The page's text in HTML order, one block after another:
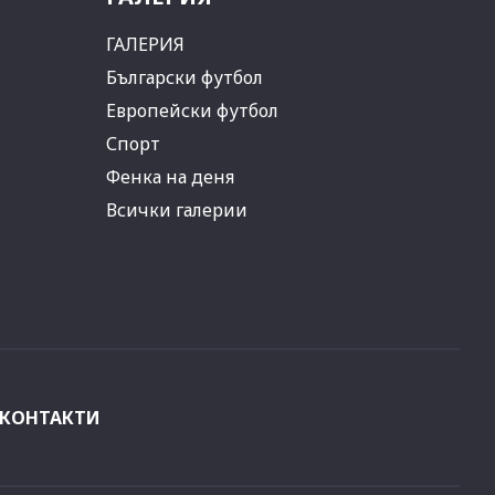
ГАЛЕРИЯ
Български футбол
Европейски футбол
Спорт
Фенка на деня
Всички галерии
КОНТАКТИ